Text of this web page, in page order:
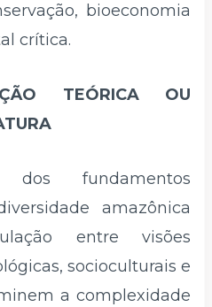
bioeconomia
crítica.
TEÓRICA OU
dos fundamentos
amazônica
entre visões
socioculturais e
a complexidade